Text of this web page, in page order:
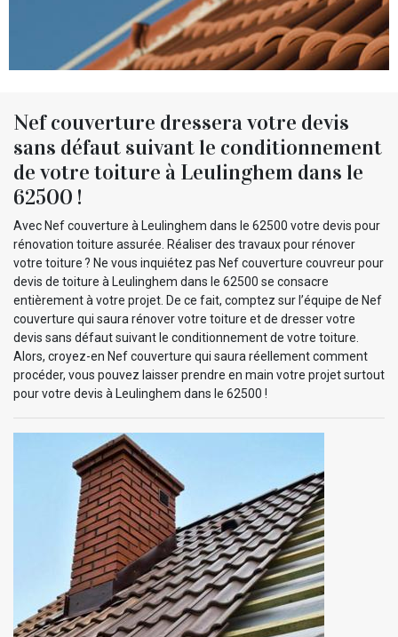
Nef couverture dressera votre devis
sans défaut suivant le conditionnement
de votre toiture à Leulinghem dans le
62500 !
Avec Nef couverture à Leulinghem dans le 62500 votre devis pour
rénovation toiture assurée. Réaliser des travaux pour rénover
votre toiture ? Ne vous inquiétez pas Nef couverture couvreur pour
devis de toiture à Leulinghem dans le 62500 se consacre
entièrement à votre projet. De ce fait, comptez sur l’équipe de Nef
couverture qui saura rénover votre toiture et de dresser votre
devis sans défaut suivant le conditionnement de votre toiture.
Alors, croyez-en Nef couverture qui saura réellement comment
procéder, vous pouvez laisser prendre en main votre projet surtout
pour votre devis à Leulinghem dans le 62500 !